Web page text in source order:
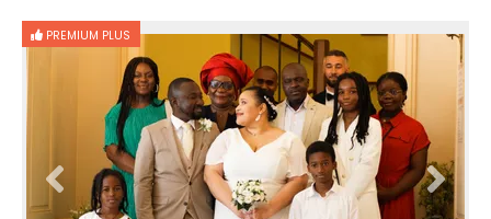
PREMIUM PLUS